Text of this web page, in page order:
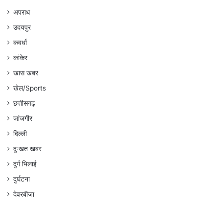
अपराध
उदयपुर
कवर्धा
कांकेर
खास खबर
खेल/Sports
छत्तीसगढ़
जांजगीर
दिल्ली
दुःखत खबर
दुर्ग भिलाई
दुर्घटना
देवरबीजा